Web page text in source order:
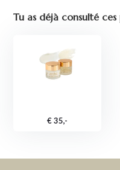
Tu as déjà consulté
€ 35,-